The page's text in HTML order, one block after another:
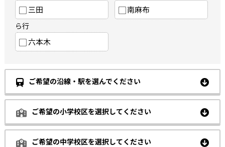
三田 南麻布
ら行
六本木
ご希望の沿線・駅を選んでください
ご希望の小学校区を選択してください
ご希望の中学校区を選択してください